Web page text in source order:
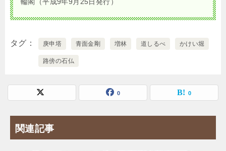
タグ 庚申塔 青面金剛 増林 道しるべ かけい堀
路傍の石仏
0 0
関連記事